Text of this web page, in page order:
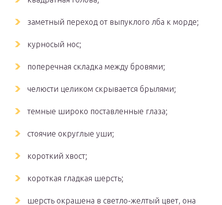
заметный переход от выпуклого лба к морде;
курносый нос;
поперечная складка между бровями;
челюсти целиком скрывается брылями;
темные широко поставленные глаза;
стоячие округлые уши;
короткий хвост;
короткая гладкая шерсть;
шерсть окрашена в светло-желтый цвет, она